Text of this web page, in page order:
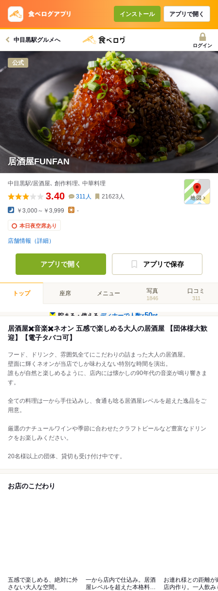
インストール アプリで開く
中目黒駅グルメへ
ログイン
公式
居酒屋FUNFAN
中目黒駅/居酒屋､ 創作料理､ 中華料理
3.40 311 人 21623 人
￥3,000～￥3,999 -
本日夜空席あり
店舗情報（詳細）
アプリで開く アプリで保存
トップ 座席 メニュー 写真
1846
口コミ
311
貯まる・使えるディナーで人数×50pt
居酒屋✖️音楽✖️ネオン 五感で楽しめる大人の居酒屋 【団体様大歓
迎】【電子タバコ可】
フード、ドリンク、雰囲気全てにこだわりの詰まった大人の居酒屋。
壁面に輝くネオンが当店でしか味わえない特別な時間を演出。
誰もが自然と楽しめるように、店内には懐かしの90年代の音楽が鳴り響きま
す。
全ての料理は一から手仕込みし、食通も唸る居酒屋レベルを超えた逸品をご
用意。
厳選のナチュールワインや季節に合わせたクラフトビールなど豊富なドリン
クをお楽しみください。
20名様以上の団体、貸切も受け付け中です。
お店のこだわり
五感で楽しめる、絶対に外
さない大人な空間。
一から店内で仕込み。居酒
屋レベルを超えた本格料理
お連れ様との距離が
店内作り。一人飲み
コースで使えるクーポン
戻る
クーポンを利用せず予約する